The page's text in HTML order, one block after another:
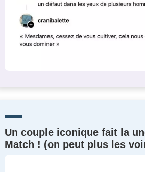
Un couple iconique fait la
Match ! (on peut plus les